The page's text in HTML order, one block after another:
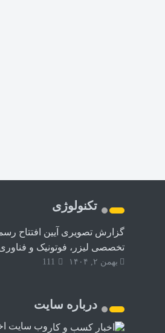
تکنولوژی
گزارش تصویری آیین افتتاح
تخصصی لیزر، فوتونیک و
بهمن ۲, ۱۴۰۴ 111
درباره سایت
وب سایت